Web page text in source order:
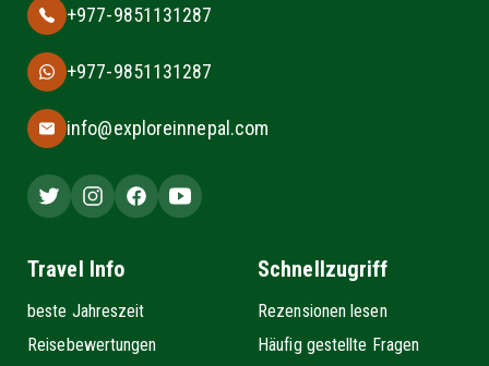
+977-9851131287
+977-9851131287
info@exploreinnepal.com
Travel Info
beste Jahreszeit
Reisebewertungen
Schnellzugriff
Rezensionen lesen
Häufig gestellte Fragen